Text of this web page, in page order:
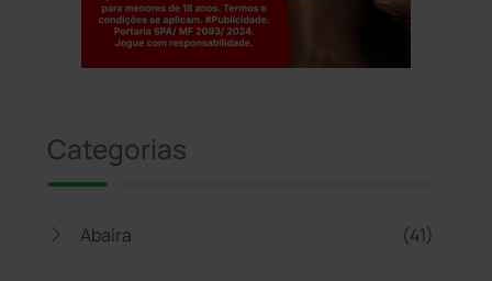
Categorias
Abaíra (41)